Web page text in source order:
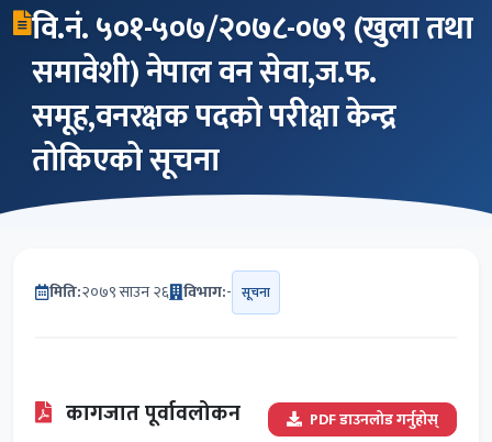
वि.नं. ५०१-५०७/२०७८-०७९ (खुला तथा
समावेशी) नेपाल वन सेवा,ज.फ.
समूह,वनरक्षक पदको परीक्षा केन्द्र
तोकिएको सूचना
मिति:२०७९ साउन २६ विभाग:- सूचना
कागजात पूर्वावलोकन PDF डाउनलोड गर्नुहोस्